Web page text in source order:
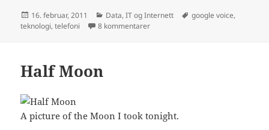
Publisert
16. februar, 2011 Kategorier
Data, IT og Internett Stikkord
google voice,
teknologi,telefoni 8 kommentarertil Google Voice i Norge?
Half Moon
A picture of the Moon I took tonight.